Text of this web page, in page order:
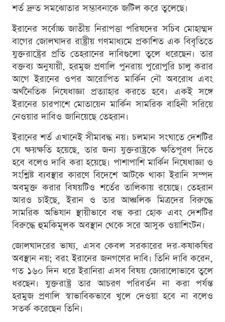
শর্ত দ্রুত সমঝোতার সম্ভাবনাকে জটিল করে তুলেছে।
ইরানের সর্বোচ্চ জাতীয় নিরাপত্তা পরিষদের সচিব মোহাম্মদ
বাগের জোলঘাদর রাষ্ট্রীয় গণমাধ্যমে প্রকাশিত এক বিবৃতিতে
যুক্তরাষ্ট্রের প্রতি তেহরানের দাবিগুলো তুলে ধরেছেন। তার
বক্তব্য অনুযায়ী, হরমুজ প্রণালি পুনরায় পুরোপুরি চালু করার
আগে ইরানের ওপর আরোপিত মার্কিন নৌ অবরোধ এবং
অর্থনৈতিক নিষেধাজ্ঞা প্রত্যাহার করতে হবে। একই সঙ্গে
ইরানের চারপাশে মোতায়েন মার্কিন সামরিক বাহিনী সরিয়ে
নেওয়ার দাবিও জানিয়েছে তেহরান।
ইরানের শর্ত এখানেই সীমাবদ্ধ নয়। চলমান সংঘাতে দেশটির
যে ক্ষয়ক্ষতি হয়েছে, তার জন্য যুক্তরাষ্ট্রকে ক্ষতিপূরণ দিতে
হবে বলেও দাবি করা হয়েছে। পাশাপাশি মার্কিন নিষেধাজ্ঞা ও
সংশ্লিষ্ট ব্যবস্থার কারণে বিদেশে আটকে থাকা ইরানি সম্পদ
অবমুক্ত করার বিষয়টিও শর্তের তালিকায় রয়েছে। তেহরান
আরও চাইছে, ইরান ও তার আঞ্চলিক মিত্রদের বিরুদ্ধে
সামরিক অভিযান স্থায়ীভাবে বন্ধ করা হোক এবং দেশটির
বিরুদ্ধে হুমকিমূলক অবস্থান থেকে সরে আসুক ওয়াশিংটন।
জোলঘাদরের ভাষ্য, এসব কেবল সরকারের দর-কষাকষির
অবস্থান নয়; বরং ইরানের জনগণের দাবি। তিনি দাবি করেন,
গত ১৬০ দিন ধরে ইরানিরা এসব বিষয় জোরালোভাবে তুলে
ধরছেন। যুক্তরাষ্ট্র তার আচরণ পরিবর্তন না করা পর্যন্ত
হরমুজ প্রণালি স্বাভাবিকভাবে খুলে দেওয়া হবে না বলেও
সতর্ক করেছেন তিনি।